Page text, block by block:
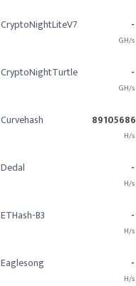
CryptoNightLiteV7 -
GH/s
CryptoNightTurtle -
GH/s
Curvehash
H/s
Dedal -
H/s
ETHash-B3 -
H/s
Eaglesong -
H/s